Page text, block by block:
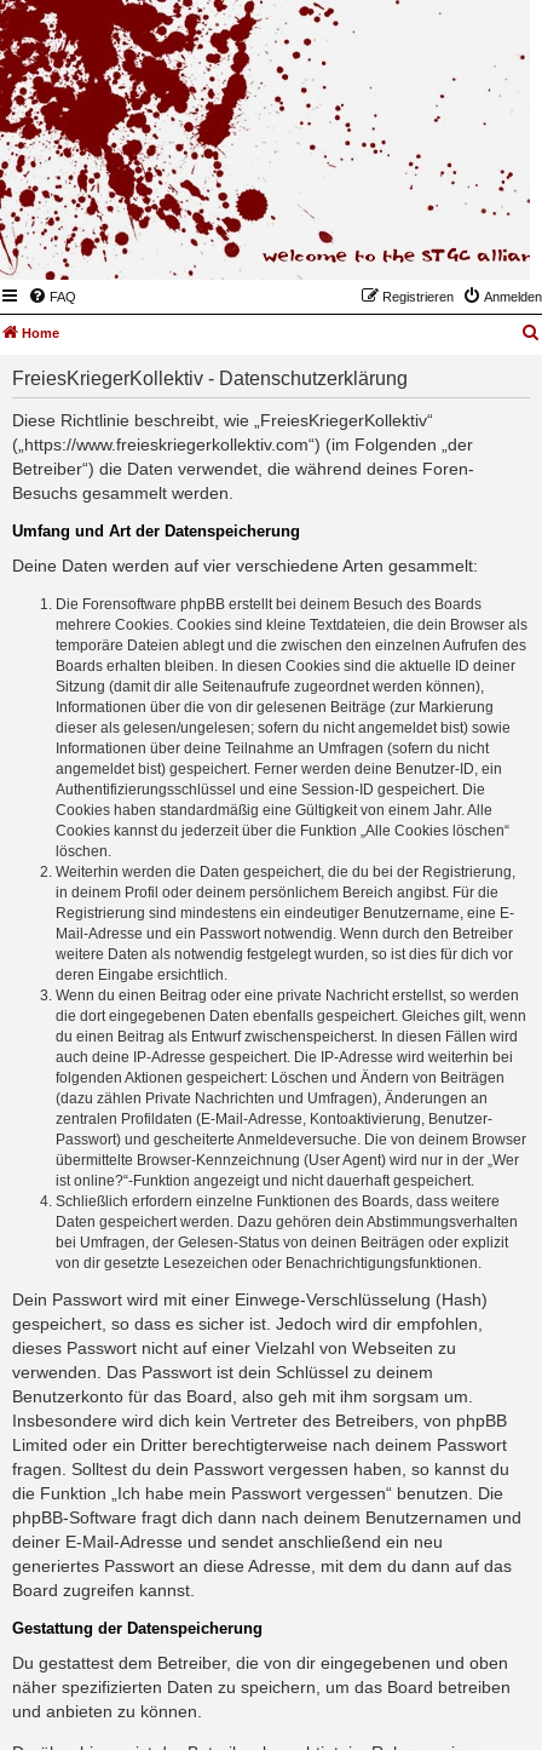
FAQ Anmelden
Registrieren
Home
FreiesKriegerKollektiv - Datenschutzerklärung
Diese Richtlinie beschreibt, wie „FreiesKriegerKollektiv“
(„https://www.freieskriegerkollektiv.com“) (im Folgenden „der
Betreiber“) die Daten verwendet, die während deines Foren-
Besuchs gesammelt werden.
Umfang und Art der Datenspeicherung
Deine Daten werden auf vier verschiedene Arten gesammelt:
Die Forensoftware phpBB erstellt bei deinem Besuch des Boards
mehrere Cookies. Cookies sind kleine Textdateien, die dein Browser als
temporäre Dateien ablegt und die zwischen den einzelnen Aufrufen des
Boards erhalten bleiben. In diesen Cookies sind die aktuelle ID deiner
Sitzung (damit dir alle Seitenaufrufe zugeordnet werden können),
Informationen über die von dir gelesenen Beiträge (zur Markierung
dieser als gelesen/ungelesen; sofern du nicht angemeldet bist) sowie
Informationen über deine Teilnahme an Umfragen (sofern du nicht
angemeldet bist) gespeichert. Ferner werden deine Benutzer-ID, ein
Authentifizierungsschlüssel und eine Session-ID gespeichert. Die
Cookies haben standardmäßig eine Gültigkeit von einem Jahr. Alle
Cookies kannst du jederzeit über die Funktion „Alle Cookies löschen“
löschen.
Weiterhin werden die Daten gespeichert, die du bei der Registrierung,
in deinem Profil oder deinem persönlichem Bereich angibst. Für die
Registrierung sind mindestens ein eindeutiger Benutzername, eine E-
Mail-Adresse und ein Passwort notwendig. Wenn durch den Betreiber
weitere Daten als notwendig festgelegt wurden, so ist dies für dich vor
deren Eingabe ersichtlich.
Wenn du einen Beitrag oder eine private Nachricht erstellst, so werden
die dort eingegebenen Daten ebenfalls gespeichert. Gleiches gilt, wenn
du einen Beitrag als Entwurf zwischenspeicherst. In diesen Fällen wird
auch deine IP-Adresse gespeichert. Die IP-Adresse wird weiterhin bei
folgenden Aktionen gespeichert: Löschen und Ändern von Beiträgen
(dazu zählen Private Nachrichten und Umfragen), Änderungen an
zentralen Profildaten (E-Mail-Adresse, Kontoaktivierung, Benutzer-
Passwort) und gescheiterte Anmeldeversuche. Die von deinem Browser
übermittelte Browser-Kennzeichnung (User Agent) wird nur in der „Wer
ist online?“-Funktion angezeigt und nicht dauerhaft gespeichert.
Schließlich erfordern einzelne Funktionen des Boards, dass weitere
Daten gespeichert werden. Dazu gehören dein Abstimmungsverhalten
bei Umfragen, der Gelesen-Status von deinen Beiträgen oder explizit
von dir gesetzte Lesezeichen oder Benachrichtigungsfunktionen.
Dein Passwort wird mit einer Einwege-Verschlüsselung (Hash)
gespeichert, so dass es sicher ist. Jedoch wird dir empfohlen,
dieses Passwort nicht auf einer Vielzahl von Webseiten zu
verwenden. Das Passwort ist dein Schlüssel zu deinem
Benutzerkonto für das Board, also geh mit ihm sorgsam um.
Insbesondere wird dich kein Vertreter des Betreibers, von phpBB
Limited oder ein Dritter berechtigterweise nach deinem Passwort
fragen. Solltest du dein Passwort vergessen haben, so kannst du
die Funktion „Ich habe mein Passwort vergessen“ benutzen. Die
phpBB-Software fragt dich dann nach deinem Benutzernamen und
deiner E-Mail-Adresse und sendet anschließend ein neu
generiertes Passwort an diese Adresse, mit dem du dann auf das
Board zugreifen kannst.
Gestattung der Datenspeicherung
Du gestattest dem Betreiber, die von dir eingegebenen und oben
näher spezifizierten Daten zu speichern, um das Board betreiben
und anbieten zu können.